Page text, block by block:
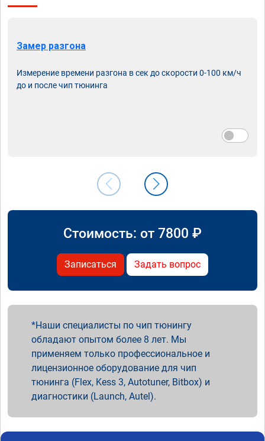
Замер разгона
Измерение времени разгона в сек до скорости 0-100 км/ч
до и после чип тюнинга
Стоимость: от 7800 ₽
Записаться Задать вопрос
Наши специалисты по чип тюнингу
обладают опытом более 8 лет. Мы
применяем только профессиональное и
лицензионное оборудование для чип
тюнинга (Flex, Kess 3, Autotuner, Bitbox) и
диагностики (Launch, Autel).